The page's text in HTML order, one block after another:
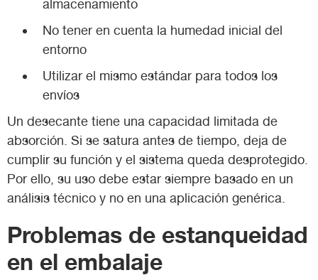
almacenamiento
No tener en cuenta la humedad inicial del
entorno
Utilizar el mismo estándar para todos los
envíos
Un desecante tiene una capacidad limitada de
absorción. Si se satura antes de tiempo, deja de
cumplir su función y el sistema queda desprotegido.
Por ello, su uso debe estar siempre basado en un
análisis técnico y no en una aplicación genérica.
Problemas de estanqueidad
en el embalaje